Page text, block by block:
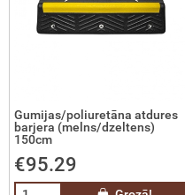
Gumijas/poliuretāna atdures
barjera (melns/dzeltens)
150cm
€95.29
un līmeņrāži
mērlentas